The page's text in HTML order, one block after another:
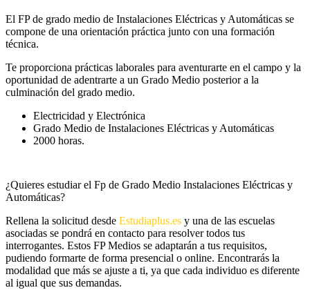
El FP de grado medio de Instalaciones Eléctricas y Automáticas se
compone de una orientación práctica junto con una formación
técnica.
Te proporciona prácticas laborales para aventurarte en el campo y la
oportunidad de adentrarte a un Grado Medio posterior a la
culminación del grado medio.
Electricidad y Electrónica
Grado Medio de Instalaciones Eléctricas y Automáticas
2000 horas.
¿Quieres estudiar el Fp de Grado Medio Instalaciones Eléctricas y
Automáticas?
Rellena la solicitud desde Estudiaplus.es y una de las escuelas
asociadas se pondrá en contacto para resolver todos tus
interrogantes. Estos FP Medios se adaptarán a tus requisitos,
pudiendo formarte de forma presencial o online. Encontrarás la
modalidad que más se ajuste a ti, ya que cada individuo es diferente
al igual que sus demandas.